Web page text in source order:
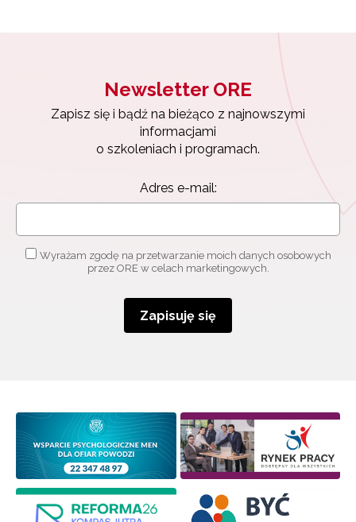
Newsletter ORE
Zapisz się i bądź na bieżąco z najnowszymi
informacjami
o szkoleniach i programach.
Adres e-mail:
Wyrażam zgodę na przetwarzanie moich danych osobowych
przez ORE w celach marketingowych.
Zapisuję się